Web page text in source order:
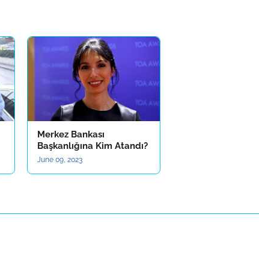
Merkez Bankası
Başkanlığına Kim Atandı?
June 09, 2023